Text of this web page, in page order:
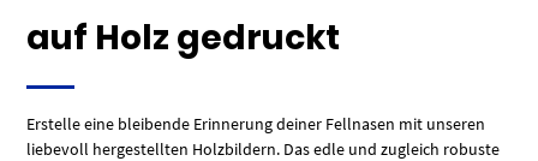
auf Holz gedruckt
Erstelle eine bleibende Erinnerung deiner Fellnasen mit unseren
liebevoll hergestellten Holzbildern. Das edle und zugleich robuste